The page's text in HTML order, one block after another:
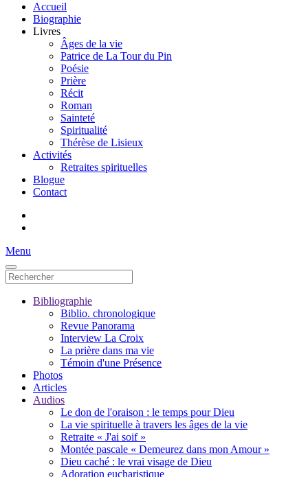
Accueil
Biographie
Livres
Âges de la vie
Patrice de La Tour du Pin
Poésie
Prière
Récit
Roman
Sainteté
Spiritualité
Thérèse de Lisieux
Activités
Retraites spirituelles
Blogue
Contact
Menu
Bibliographie
Biblio. chronologique
Revue Panorama
Interview La Croix
La prière dans ma vie
Témoin d'une Présence
Photos
Articles
Audios
Le don de l'oraison : le temps pour Dieu
La vie spirituelle à travers les âges de la vie
Retraite « J'ai soif »
Montée pascale « Demeurez dans mon Amour »
Dieu caché : le vrai visage de Dieu
Adoration eucharistique